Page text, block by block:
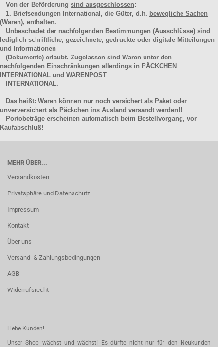
Von der Beförderung sind ausgeschlossen:
1. Briefsendungen International, die Güter, d.h. bewegliche Sachen
(Waren), enthalten.
Unbeschadet der nachfolgenden Bestimmungen (Ausschlüsse) sind
lediglich schriftliche, gezeichnete, gedruckte oder digitale Mitteilungen
und Informationen
(Dokumente) erlaubt. Zugelassen sind Waren unter den
nachfolgenden Einschränkungen allerdings in PÄCKCHEN
INTERNATIONAL und WARENPOST
INTERNATIONAL.
Das heißt: Waren können nur noch versichert als Paket oder
unverversichert als Päckchen ins Ausland versandt werden!!
Portobeträge erscheinen automatisch beim Bestellvorgang, vor
Kaufabschluß!
MEHR ÜBER...
Versandkosten
Privatsphäre und Datenschutz
Impressum
Kontakt
Über uns
Versand- & Zahlungsbedingungen
AGB
Widerrufsrecht
Liebe Kunden!
Unser Shop wächst und wächst! Es dürfte nicht nur für den Neukunden